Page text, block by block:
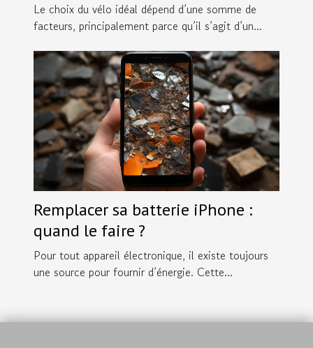
Le choix du vélo idéal dépend d’une somme de
facteurs, principalement parce qu’il s’agit d’un...
Remplacer sa batterie iPhone :
quand le faire ?
Pour tout appareil électronique, il existe toujours
une source pour fournir d’énergie. Cette...